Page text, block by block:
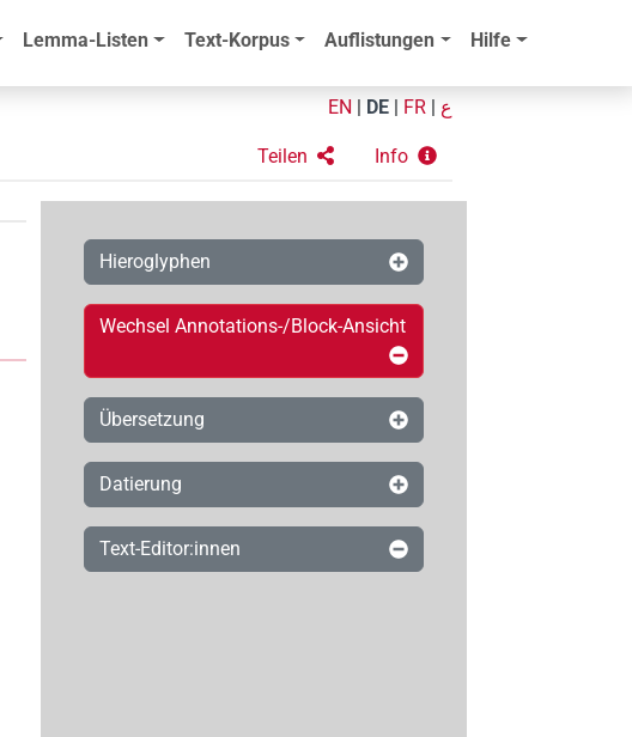
Lemma-Listen Text-Korpus Auflistungen Hilfe
EN DE FR ع
Teilen Info
Hieroglyphen
Wechsel Annotations-/Block-Ansicht
Übersetzung
Datierung
Text-Editor:innen